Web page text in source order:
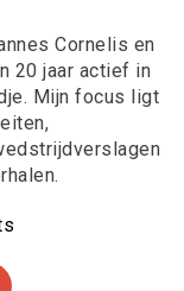
Cornelis en
20 jaar actief in
Mijn focus ligt